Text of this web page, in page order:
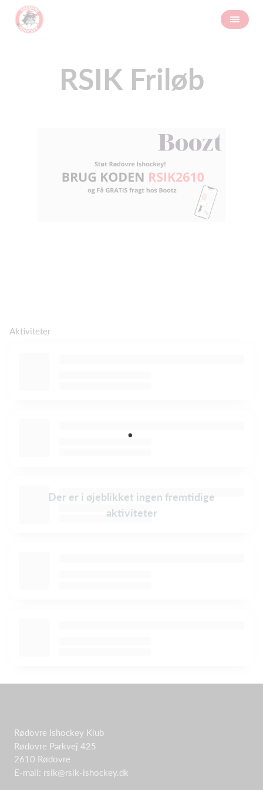
RSIK Friløb
Aktiviteter
Der er i øjeblikket ingen fremtidige
aktiviteter
Rødovre Ishockey Klub
Rødovre Parkvej 425
2610 Rødovre
E-mail: rsik@rsik-ishockey.dk